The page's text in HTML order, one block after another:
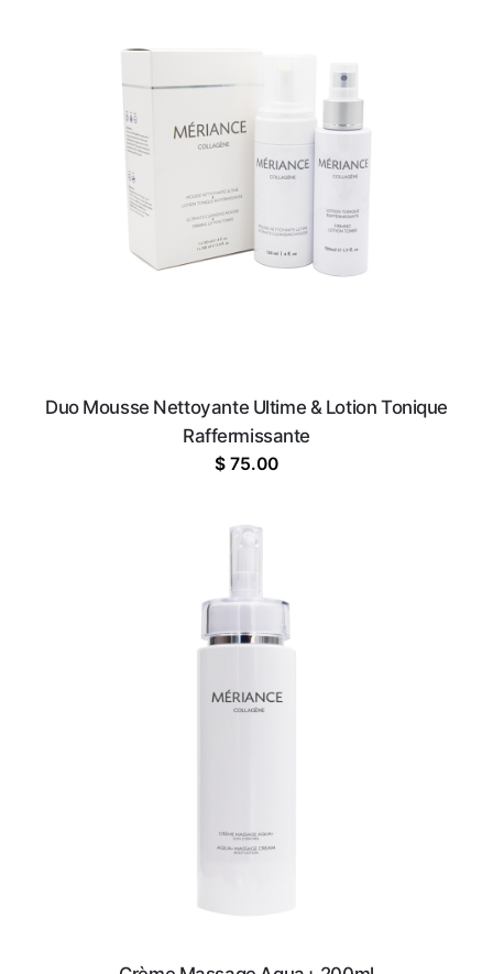
Duo Mousse Nettoyante Ultime & Lotion Tonique
Raffermissante
$ 75.00